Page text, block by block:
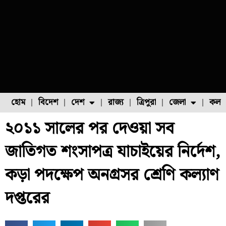
হোম বিদেশ দেশ
ফুল চাষ ফল চাষ মাছ চাষ
রাজ্য ত্রিপুরা জেলা
২০১১ সালের পর দেওয়া সব
জাতিগত শংসাপত্র যাচাইয়ের নির্দেশ,
কড়া পদক্ষেপ অনগ্রসর শ্রেণি কল্যাণ
দপ্তরের